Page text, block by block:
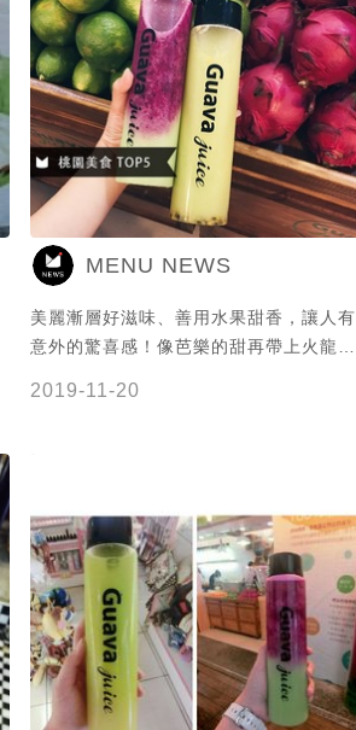
MENU NEWS
美麗漸層好滋味、善用水果甜香，讓人有
意外的驚喜感！像芭樂的甜再帶上火龍果
2019-11-20